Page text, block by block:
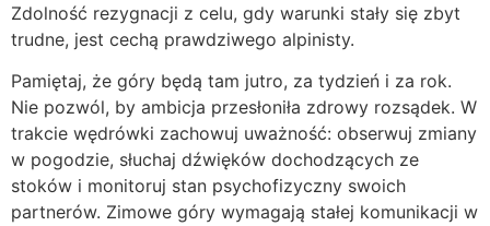
Zdolność rezygnacji z celu, gdy warunki stały się zbyt
trudne, jest cechą prawdziwego alpinisty.
Pamiętaj, że góry będą tam jutro, za tydzień i za rok.
Nie pozwól, by ambicja przesłoniła zdrowy rozsądek. W
trakcie wędrówki zachowuj uważność: obserwuj zmiany
w pogodzie, słuchaj dźwięków dochodzących ze
stoków i monitoruj stan psychofizyczny swoich
partnerów. Zimowe góry wymagają stałej komunikacji w